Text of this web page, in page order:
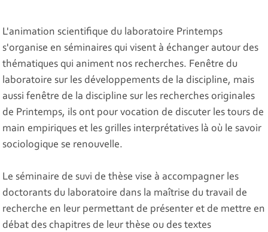
L'animation scientifique du laboratoire Printemps
s'organise en séminaires qui visent à échanger autour des
thématiques qui animent nos recherches. Fenêtre du
laboratoire sur les développements de la discipline, mais
aussi fenêtre de la discipline sur les recherches originales
de Printemps, ils ont pour vocation de discuter les tours de
main empiriques et les grilles interprétatives là où le savoir
sociologique se renouvelle.
Le séminaire de suvi de thèse vise à accompagner les
doctorants du laboratoire dans la maîtrise du travail de
recherche en leur permettant de présenter et de mettre en
débat des chapitres de leur thèse ou des textes